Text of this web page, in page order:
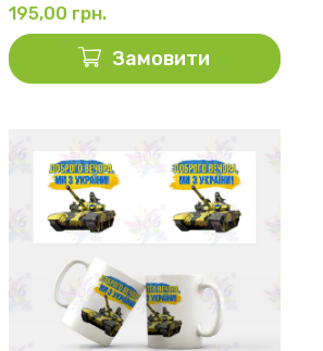
195,00 грн.
Замовити